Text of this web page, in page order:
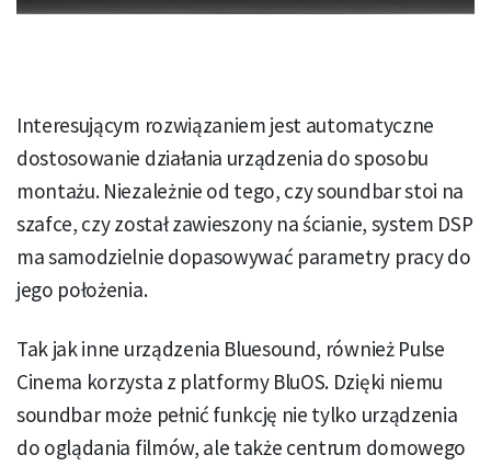
Interesującym rozwiązaniem jest automatyczne
dostosowanie działania urządzenia do sposobu
montażu. Niezależnie od tego, czy soundbar stoi na
szafce, czy został zawieszony na ścianie, system DSP
ma samodzielnie dopasowywać parametry pracy do
jego położenia.
Tak jak inne urządzenia Bluesound, również Pulse
Cinema korzysta z platformy BluOS. Dzięki niemu
soundbar może pełnić funkcję nie tylko urządzenia
do oglądania filmów, ale także centrum domowego